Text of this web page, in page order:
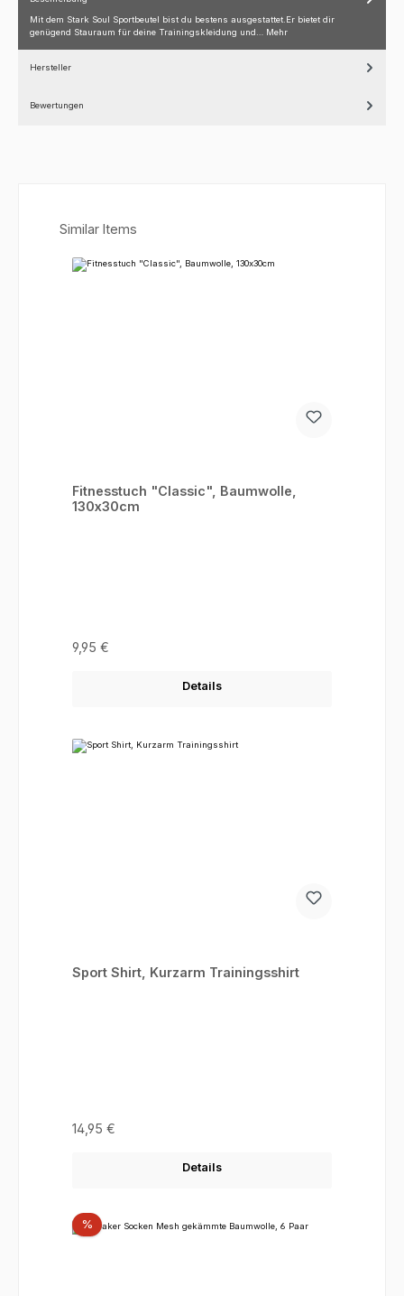
Mit dem Stark Soul Sportbeutel bist du bestens ausgestattet.Er bietet dir
genügend Stauraum für deine Trainingskleidung und… Mehr
Hersteller
Bewertungen
Produktgalerie überspringen
Similar Items
Fitnesstuch "Classic", Baumwolle,
130x30cm
Regulärer Preis:
9,95 €
Details
Sport Shirt, Kurzarm Trainingsshirt
Regulärer Preis:
14,95 €
Details
%Rabatt